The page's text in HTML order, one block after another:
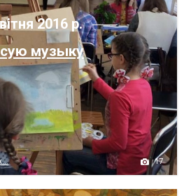
2016 р.
музыку
17